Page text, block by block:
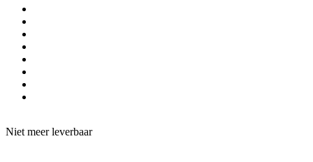
Niet meer leverbaar